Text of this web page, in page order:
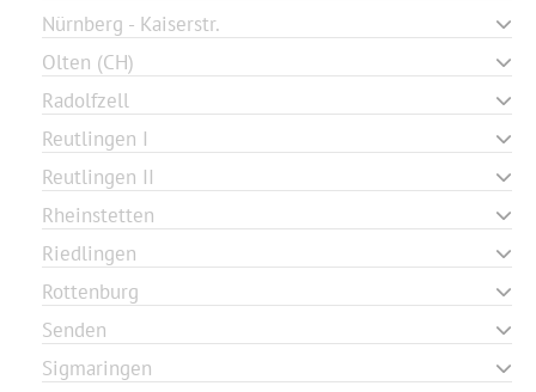
Nürnberg - Kaiserstr.
Olten (CH)
Radolfzell
Reutlingen I
Reutlingen II
Rheinstetten
Riedlingen
Rottenburg
Senden
Sigmaringen